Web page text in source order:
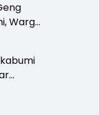
Warga